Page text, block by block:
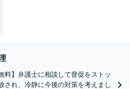
料】弁護士に相談して督促をストッ
され、冷静に今後の対策を考えまし